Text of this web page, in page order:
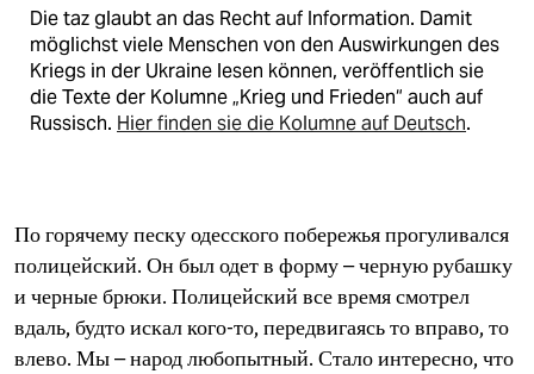
Die taz glaubt an das Recht auf Information. Damit
möglichst viele Menschen von den Auswirkungen des
Kriegs in der Ukraine lesen können, veröffentlich sie
die Texte der Kolumne „Krieg und Frieden“ auch auf
Russisch. Hier finden sie die Kolumne auf Deutsch.
По горячему песку одесского побережья прогуливался
полицейский. Он был одет в форму – черную рубашку
и черные брюки. Полицейский все время смотрел
вдаль, будто искал кого-то, передвигаясь то вправо, то
влево. Мы – народ любопытный. Стало интересно, что